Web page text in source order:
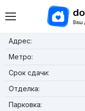
Адрес:
Метро:
Срок сдачи:
Отделка:
Парковка: